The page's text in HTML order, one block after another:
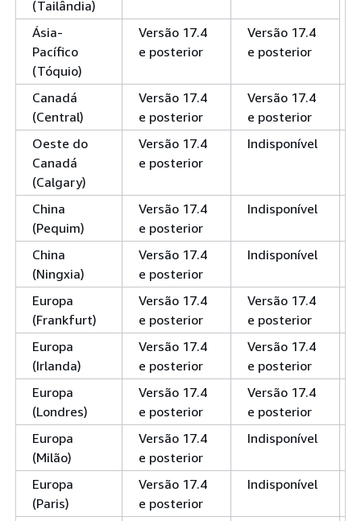
(Tailândia)
Ásia-
Pacífico
(Tóquio)
Versão 17.4
e posterior
Versão 17.4
e posterior
Canadá
(Central)
Versão 17.4
e posterior
Versão 17.4
e posterior
Oeste do
Canadá
(Calgary)
Versão 17.4
e posterior
Indisponível
China
(Pequim)
Versão 17.4
e posterior
Indisponível
China
(Ningxia)
Versão 17.4
e posterior
Indisponível
Europa
(Frankfurt)
Versão 17.4
e posterior
Versão 17.4
e posterior
Europa
(Irlanda)
Versão 17.4
e posterior
Versão 17.4
e posterior
Europa
(Londres)
Versão 17.4
e posterior
Versão 17.4
e posterior
Europa
(Milão)
Versão 17.4
e posterior
Indisponível
Europa
(Paris)
Versão 17.4
e posterior
Indisponível